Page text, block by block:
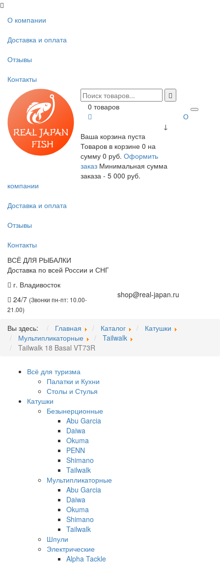
О компании
Доставка и оплата
Отзывы
Контакты
0 товаров
↓
Ваша корзина пуста
Товаров в корзине0 на
сумму0 руб. Оформить
заказ Минимальная сумма
заказа - 5 000 руб.
О
компании
Доставка и оплата
Отзывы
Контакты
ВСЁ ДЛЯ РЫБАЛКИ
Доставка по всей России и СНГ
г. Владивосток
24/7 (Звонки пн-пт: 10.00-
21.00)
shop@real-japan.ru
Вы здесь: Главная Каталог
Катушки
Мультипликаторные
Tailwalk
Tailwalk 18 Basal VT73R
Всё для туризма
Палатки и Кухни
Столы и Стулья
Катушки
Безынерционные
Abu Garcia
Daiwa
Okuma
PENN
Shimano
Tailwalk
Мультипликаторные
Abu Garcia
Daiwa
Okuma
Shimano
Tailwalk
Шпули
Электрические
Alpha Tackle